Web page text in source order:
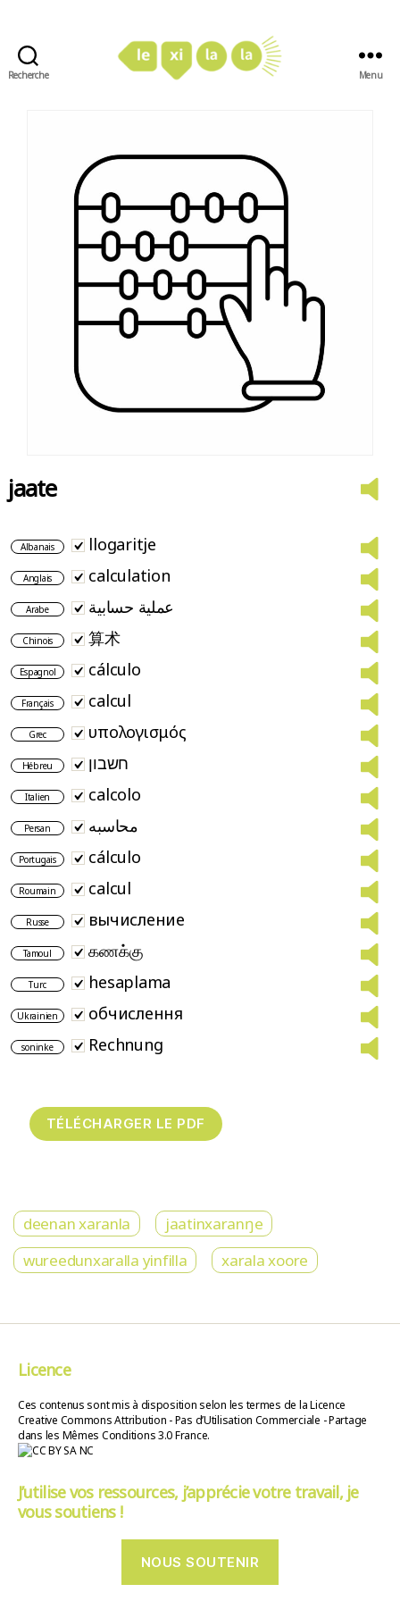
Recherche Menu
jaate
Albanais llogaritje
Anglais calculation
Arabe عملية حسابية
Chinois 算术
Espagnol cálculo
Français calcul
Grec υπολογισμός
Hébreu חשבון
Italien calcolo
Persan محاسبه
Portugais cálculo
Roumain calcul
Russe вычисление
Tamoul கணக்கு
Turc hesaplama
Ukrainien обчислення
soninke Rechnung
deenan xaranla
jaatinxaranŋe
wureedunxaralla yinfilla
xarala xoore
Licence
Ces contenus sont mis à disposition selon les termes de la Licence
Creative Commons Attribution - Pas d’Utilisation Commerciale - Partage
dans les Mêmes Conditions 3.0 France.
J’utilise vos ressources, j’apprécie votre travail, je
vous soutiens !
NOUS SOUTENIR